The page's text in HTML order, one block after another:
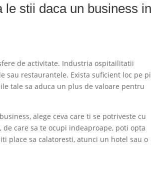
le stii daca un business in
de activitate. Industria ospitailitatii
restaurantele. Exista suficient loc pe
tale sa aduca un plus de valoare pentru
alege ceva care ti se potriveste cu
care sa te ocupi indeaproape, poti opta
place sa calatoresti, atunci un hotel sau o